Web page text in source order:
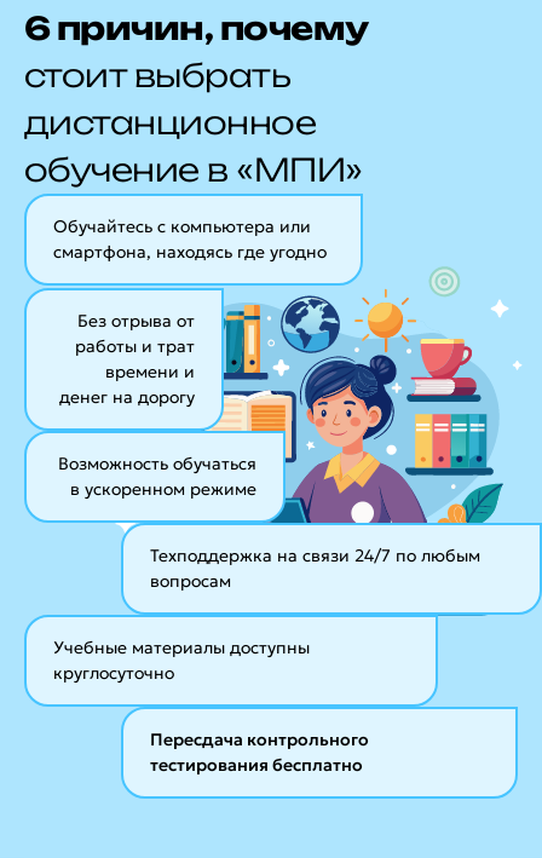
6 причин, почему
стоит выбрать
дистанционное
обучение в «МПИ»
Обучайтесь с компьютера или
смартфона, находясь где угодно
Возможность обучаться
в ускоренном режиме
Без отрыва от
работы и трат
времени и
денег на дорогу
Техподдержка на связи 24/7 по любым
вопросам
Учебные материалы доступны
круглосуточно
Пересдача контрольного
тестирования бесплатно